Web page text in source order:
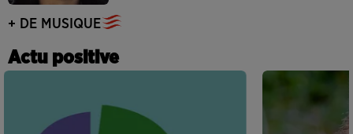
+ DE MUSIQUE
Actu positive